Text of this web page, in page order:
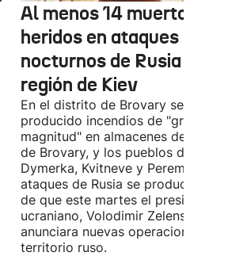
Al menos 14 muertos y 27
heridos en ataques
nocturnos de Rusia sobre
región de Kiev
En el distrito de Brovary se han
producido incendios de "gran
magnitud" en almacenes de la ciudad
de Brovary, y los pueblos de Velyka
Dymerka, Kvitneve y Peremoga. Los
ataques de Rusia se producen
de que este martes el presidente
ucraniano, Volodimir Zelenski,
anunciara nuevas operaciones contra
territorio ruso.